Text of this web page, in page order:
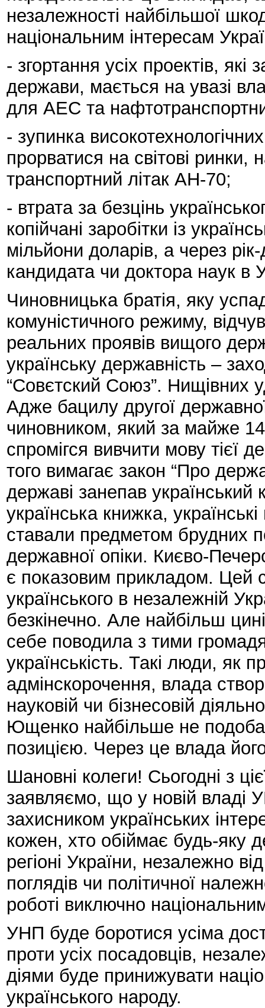
незалежності найбільшої
національним інтересам
- згортання усіх проектів,
держави, мається на увазі
для АЕС та
- зупинка
прорватися на світові ринки,
транспортний літак АН-70;
- втрата за безцінь
копійчані заробітки із
мільйони доларів, а через
кандидата чи доктора наук в
Чиновницька братія, яку
комуністичного режиму,
реальних проявів вищого
українську державність –
“Совєтский Союз”. Нищівних
Адже бацилу другої
чиновником, який за майже 14
спромігся вивчити мову тієї
того вимагає закон “Про
державі занепав
українська книжка,
ставали предметом брудних
державної опіки. Києво-
є показовим прикладом. Цей
українського в незалежній
безкінечно. Але найбільш
себе поводила з тими
українськість. Такі люди, як
адмінскорочення, влада
науковій чи бізнесовій
Ющенко найбільше не
позицією. Через це влада
Шановні колеги! Сьогодні з
заявляємо, що у новій владі
захисником українських
кожен, хто обіймає будь-яку
регіоні України, незалежно
поглядів чи політичної
роботі виключно
УНП буде боротися усіма
проти усіх посадовців,
діями буде принижувати
українського народу.